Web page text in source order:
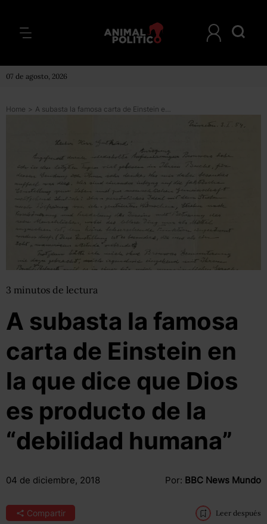
07 de agosto, 2026
Home > A subasta la famosa carta de Einstein en la que dice que Dios es producto de la “debilidad humana”
3 minutos de lectura
A subasta la famosa
carta de Einstein en
la que dice que Dios
es producto de la
“debilidad humana”
04 de diciembre, 2018 Por: BBC News Mundo
Compartir Leer después